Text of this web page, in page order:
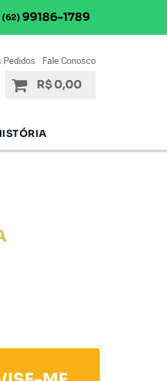
(62) 99186-1789
Pedidos Fale Conosco
R$ 0,00